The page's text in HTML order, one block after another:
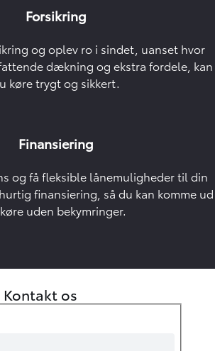
Forsikring
og oplev ro i sindet, uanset hvor
dækning og ekstra fordele, kan
køre trygt og sikkert.
Finansiering
og få fleksible lånemuligheder til din
finansiering, så du kan komme ud
uden bekymringer.
Kontakt os